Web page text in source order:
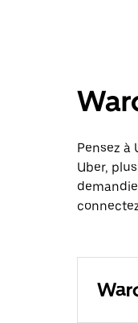
Pensez à
Uber,